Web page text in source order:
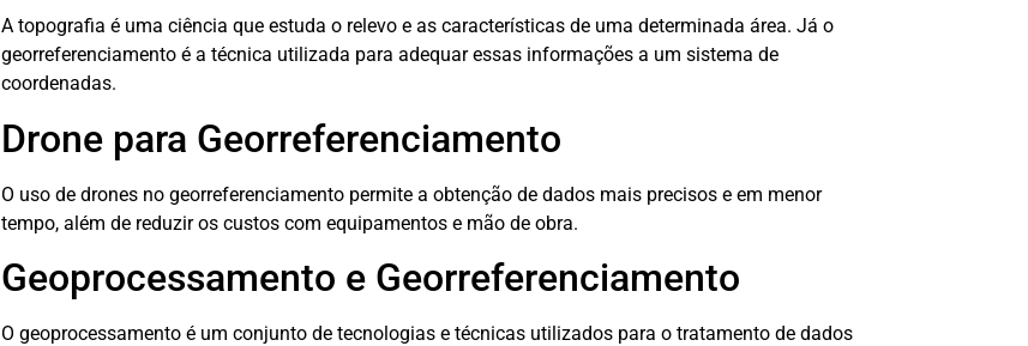
A topografia é uma ciência que estuda o relevo e as características de uma determinada área. Já o
georreferenciamento é a técnica utilizada para adequar essas informações a um sistema de
coordenadas.
Drone para Georreferenciamento
O uso de drones no georreferenciamento permite a obtenção de dados mais precisos e em menor
tempo, além de reduzir os custos com equipamentos e mão de obra.
Geoprocessamento e Georreferenciamento
O geoprocessamento é um conjunto de tecnologias e técnicas utilizados para o tratamento de dados